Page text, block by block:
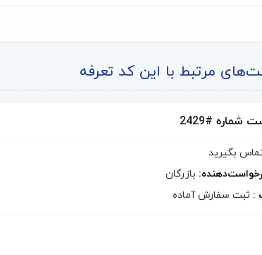
مرتبط با این کد تعرفه
شماره #2429
بگیرید
بازرگان
: ثبت سفارش آماده